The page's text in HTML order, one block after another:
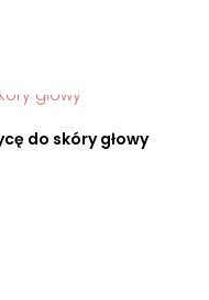
do skóry głowy